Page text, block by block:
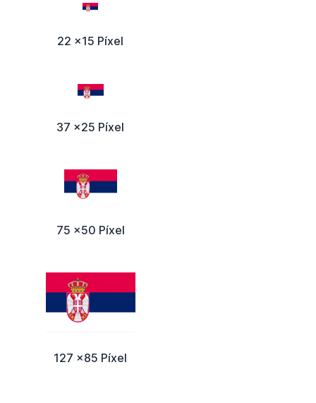
22 x15 Píxel
37 x25 Píxel
75 x50 Píxel
127 x85 Píxel